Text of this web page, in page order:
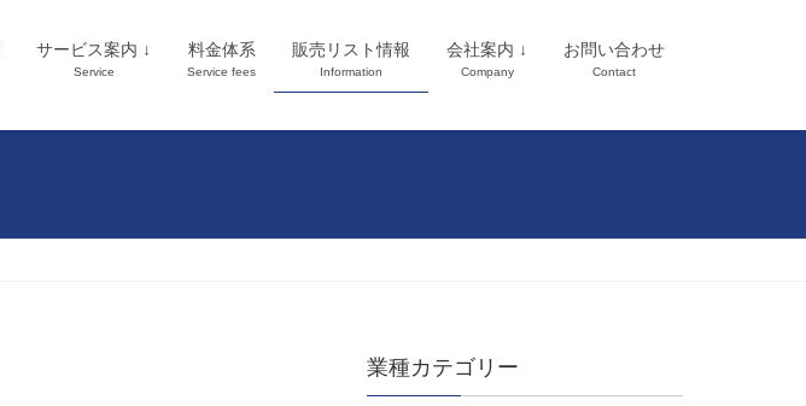
サービス案内 ↓
Service
料金体系
Service fees
販売リスト情報
Information
会社案内 ↓
Company
お問い合わせ
Contact
業種カテゴリー